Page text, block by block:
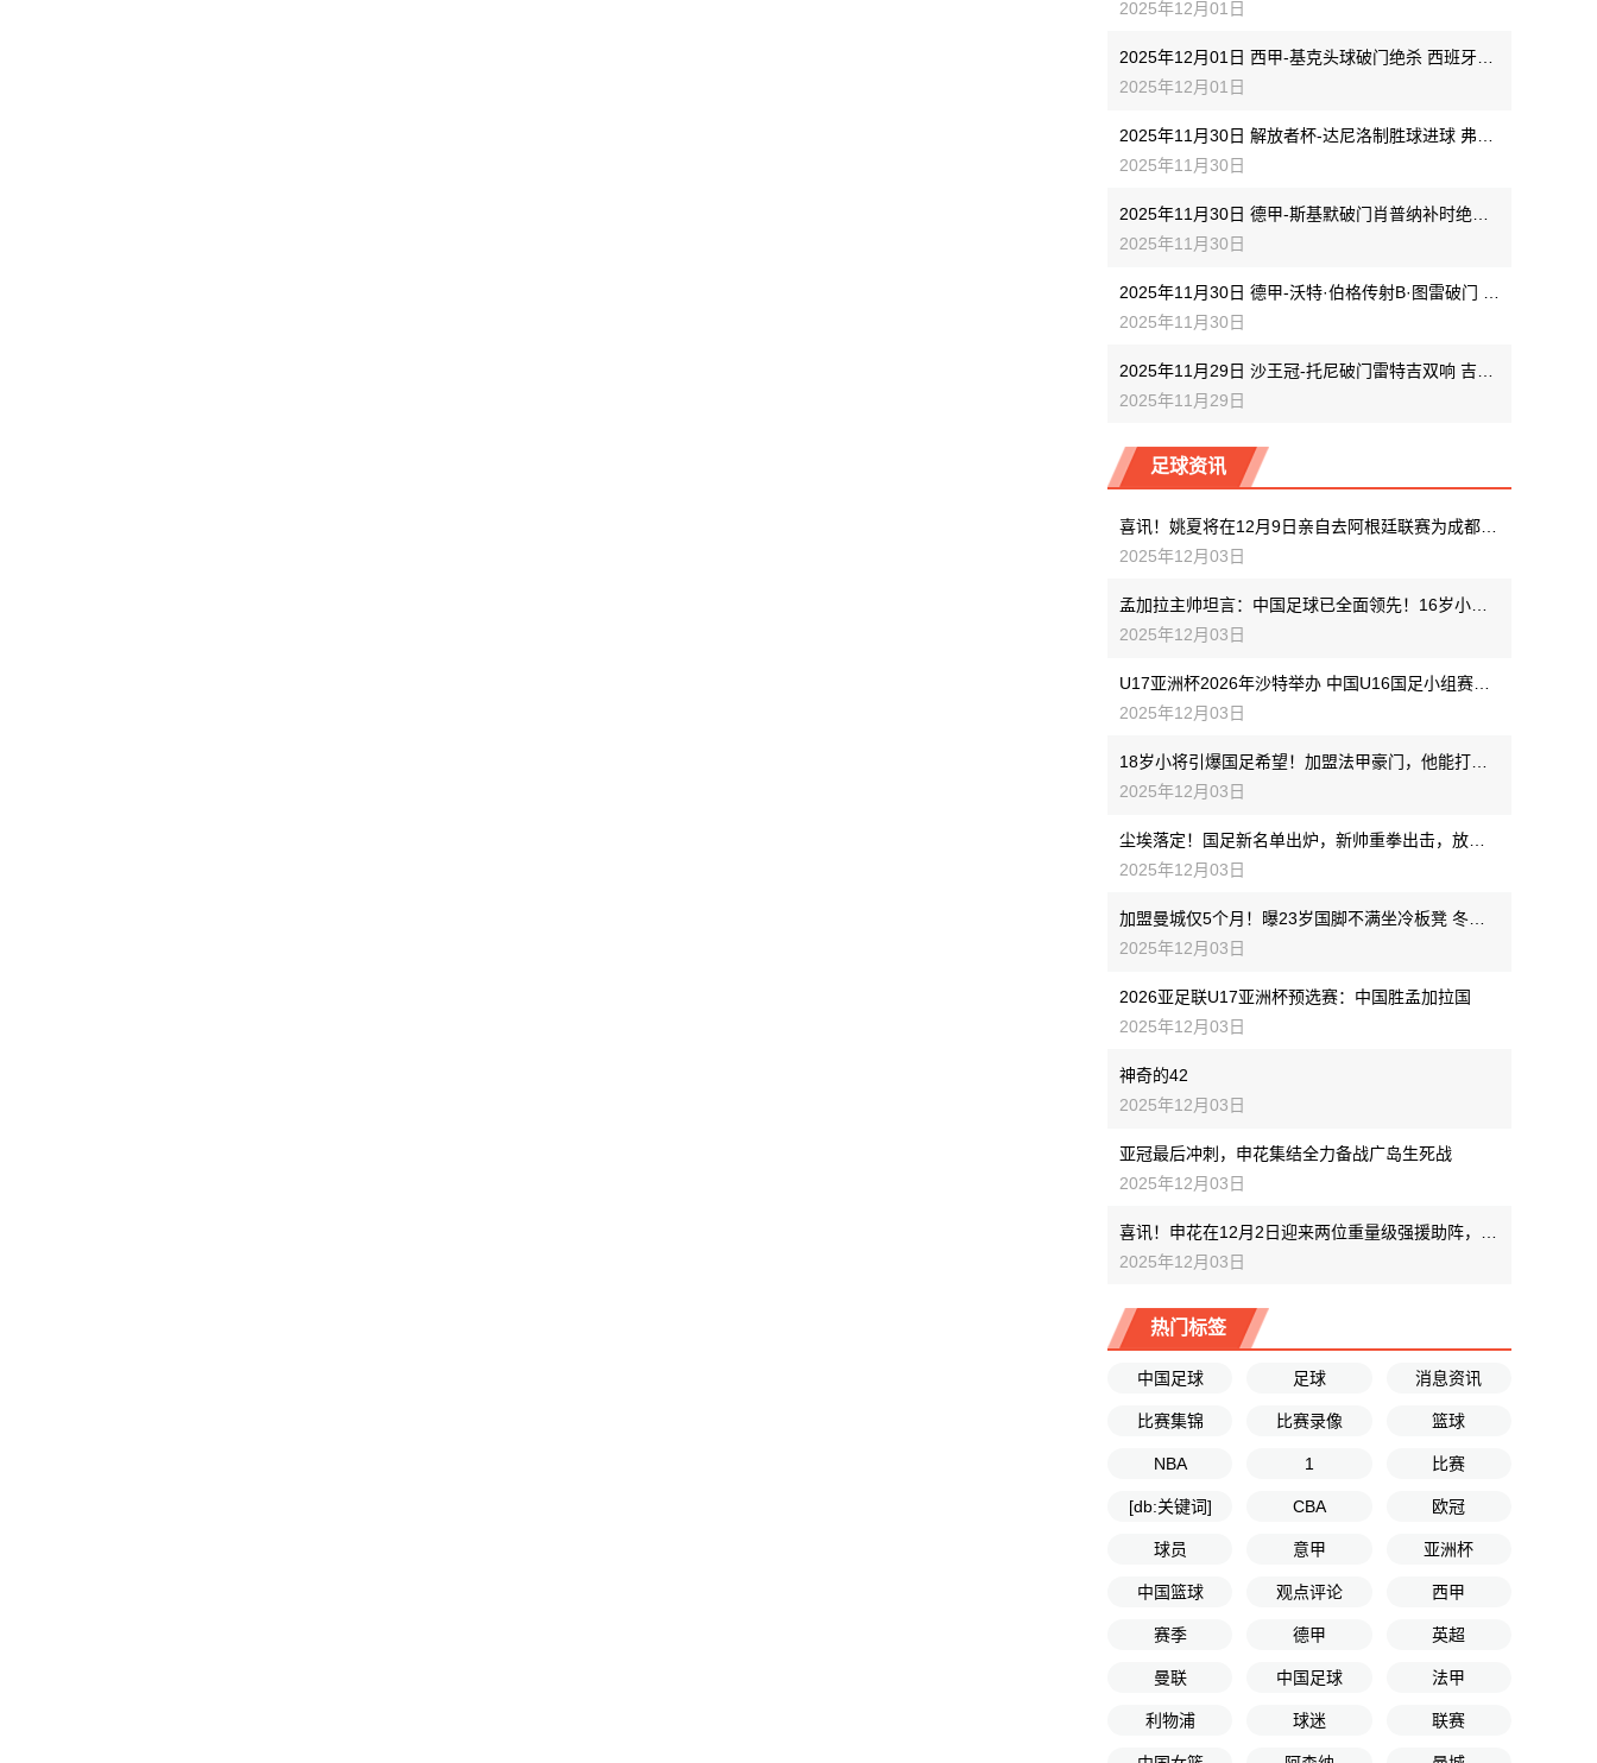
2025年12月01日
2025年12月01日
2025年11月30日
2025年11月30日
2025年11月30日
2025年11月29日
足球资讯
2025年12月03日
2025年12月03日
2025年12月03日
2025年12月03日
2025年12月03日
2025年12月03日
2026亚足联U17亚洲杯预选赛：中国胜孟加拉国
2025年12月03日
神奇的42
2025年12月03日
亚冠最后冲刺，申花集结全力备战广岛生死战
2025年12月03日
2025年12月03日
热门标签
中国足球 足球 消息资讯
比赛集锦 比赛录像 篮球
NBA 1 比赛
[db:关键词] CBA 欧冠
球员 意甲 亚洲杯
中国篮球 观点评论 西甲
赛季 德甲 英超
曼联 中国足球 法甲
利物浦 球迷 联赛